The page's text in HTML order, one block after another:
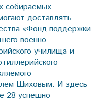
собираемых
доставлять
«Фонд поддержки
военно-
училища и
Шиховым. И здесь
28 успешно